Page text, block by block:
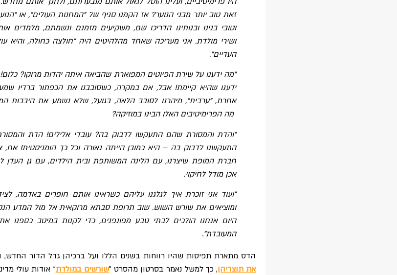
זאת טוב יותר מבני הנוער? אז הקמנו סניף של "המחנות העולים", או
וטובי בנינו ובנותינו הדריכו שם, משקיעים מזמנם ונשמתם, מלמדים
ושירי מולדת. אני מעריכה שאחד מהלהיטים היה "חולצה כחולה, והיא
העדיים".
"מה ידענו על שירת הפיוטים המפוארת שהביאה איתה יהדות מרוקו?
ידענו שהיא קיימת! אבל, אם במקרה, כשסובבנו את הכפתור ברדיו
אחרת, "ערבית", מיהרנו לסובב הלאה, בגועל, שלא נשמע את היבבות
מה הפרימיטיבים האלו הבינו במוזיקה?
"והדת והמסורת שהם התעקשו לדבוק בה? עובדי אלילים! הדת
התעקשנו לדבוק בה – היא כמובן הייתה נאורה וכל כך הומניסטית!
חברת המופת שיצרנו, עם הלינה המשותפת ובית הילדים, עם גן העדן
אכן מודל לחיקוי.
"ועוד אני זוכרת איך לגלגנו עליהם כשראינו אותם חופרים באדמה,
ומוציאים את שורש השוש. שוב תרופת סבתא מרוקאית אל מול המדע
היום אנחנו הולכים לבתי טבע מפונפנים, כדי לקנות במיטב כספנו
המעובדת".
הדס מתארת תפיסות שהיו רווחות בשנים הללו ועל ברכיהן גדל הדור החדש,
את תוצריהן, כך למשל נאמר בסרטון מהסרט "שורשים במולדת" אודות עולי